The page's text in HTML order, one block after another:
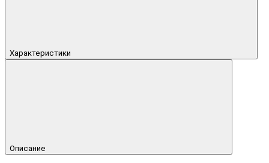
Характеристики
Описание